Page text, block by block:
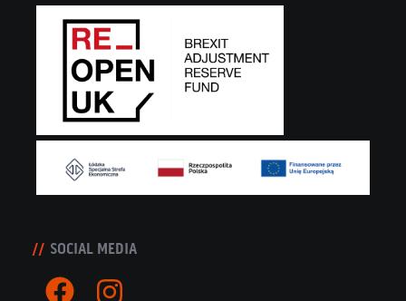
SOCIAL MEDIA